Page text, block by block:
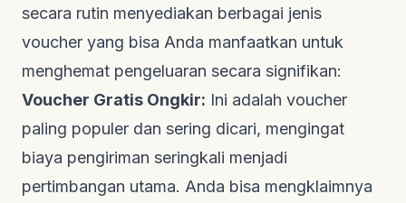
secara rutin menyediakan berbagai jenis
voucher yang bisa Anda manfaatkan untuk
menghemat pengeluaran secara signifikan:
Voucher Gratis Ongkir: Ini adalah voucher
paling populer dan sering dicari, mengingat
biaya pengiriman seringkali menjadi
pertimbangan utama. Anda bisa mengklaimnya